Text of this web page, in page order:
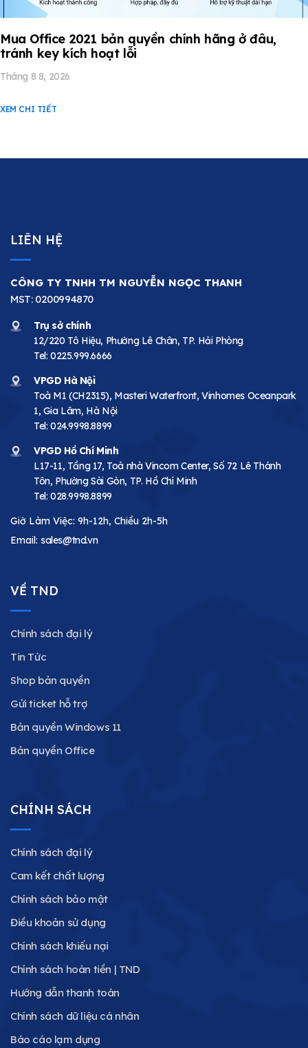
Mua Office 2021 bản quyền chính hãng ở đâu,
tránh key kích hoạt lỗi
Tháng 8 8, 2026
XEM CHI TIẾT
LIÊN HỆ
CÔNG TY TNHH TM NGUYỄN NGỌC THANH
MST: 0200994870
Trụ sở chính
12/220 Tô Hiệu, Phường Lê Chân, TP. Hải Phòng
Tel: 0225.999.6666
VPGD Hà Nội
Toà M1 (CH2315), Masteri Waterfront, Vinhomes Oceanpark
1, Gia Lâm, Hà Nội
Tel: 024.9998.8899
VPGD Hồ Chí Minh
L17-11, Tầng 17, Toà nhà Vincom Center, Số 72 Lê Thánh
Tôn, Phường Sài Gòn, TP. Hồ Chí Minh
Tel: 028.9998.8899
Giờ Làm Việc: 9h-12h, Chiều 2h-5h
Email: sales@tnd.vn
VỀ TND
Chính sách đại lý
Tin Tức
Shop bản quyền
Gửi ticket hỗ trợ
Bản quyền Windows 11
Bản quyền Office
CHÍNH SÁCH
Chính sách đại lý
Cam kết chất lượng
Chính sách bảo mật
Điều khoản sử dụng
Chính sách khiếu nại
Chính sách hoàn tiền | TND
Hướng dẫn thanh toán
Chính sách dữ liệu cá nhân
Báo cáo lạm dụng